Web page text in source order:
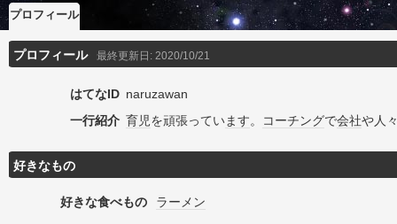
プロフィール
プロフィール 最終更新日: 2020/10/21
はてなID naruzawan
一行紹介 育児を頑張っています。 コーチングで会社や人
好きなもの
好きな食べもの ラーメン